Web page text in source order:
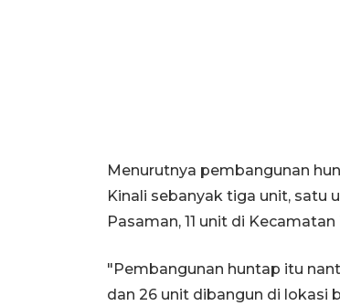
Menurutnya pembangunan
Kinali sebanyak tiga unit, satu
Pasaman, 11 unit di
"Pembangunan huntap itu
dan 26 unit dibangun di lokasi